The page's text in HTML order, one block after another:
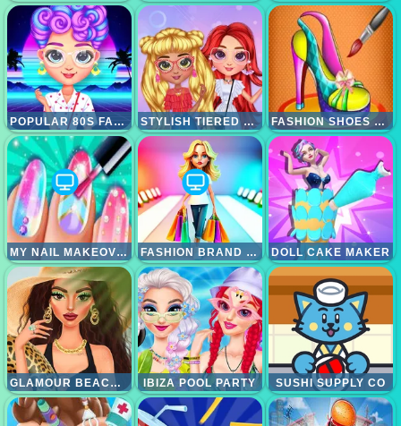
POPULAR 80S FASHION TRENDS STYLISH TIERED RUFFLE ADDICTION FASHION SHOES DESIGNER
MY NAIL MAKEOVER FASHION BRAND 3D DOLL CAKE MAKER
GLAMOUR BEACHLIFE IBIZA POOL PARTY SUSHI SUPPLY CO